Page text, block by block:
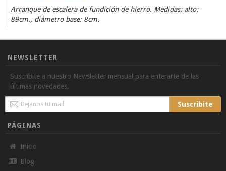
Arranque de escalera de fundición de hierro. Medidas: alto:
89cm., diámetro base: 8cm.
NEWSLETTER
Suscribite a nuestro Newsletter mensual para enterarte de las
últimas novedades.
Sign
Up
for
Suscribite
PÁGINAS
Inicio
Blog